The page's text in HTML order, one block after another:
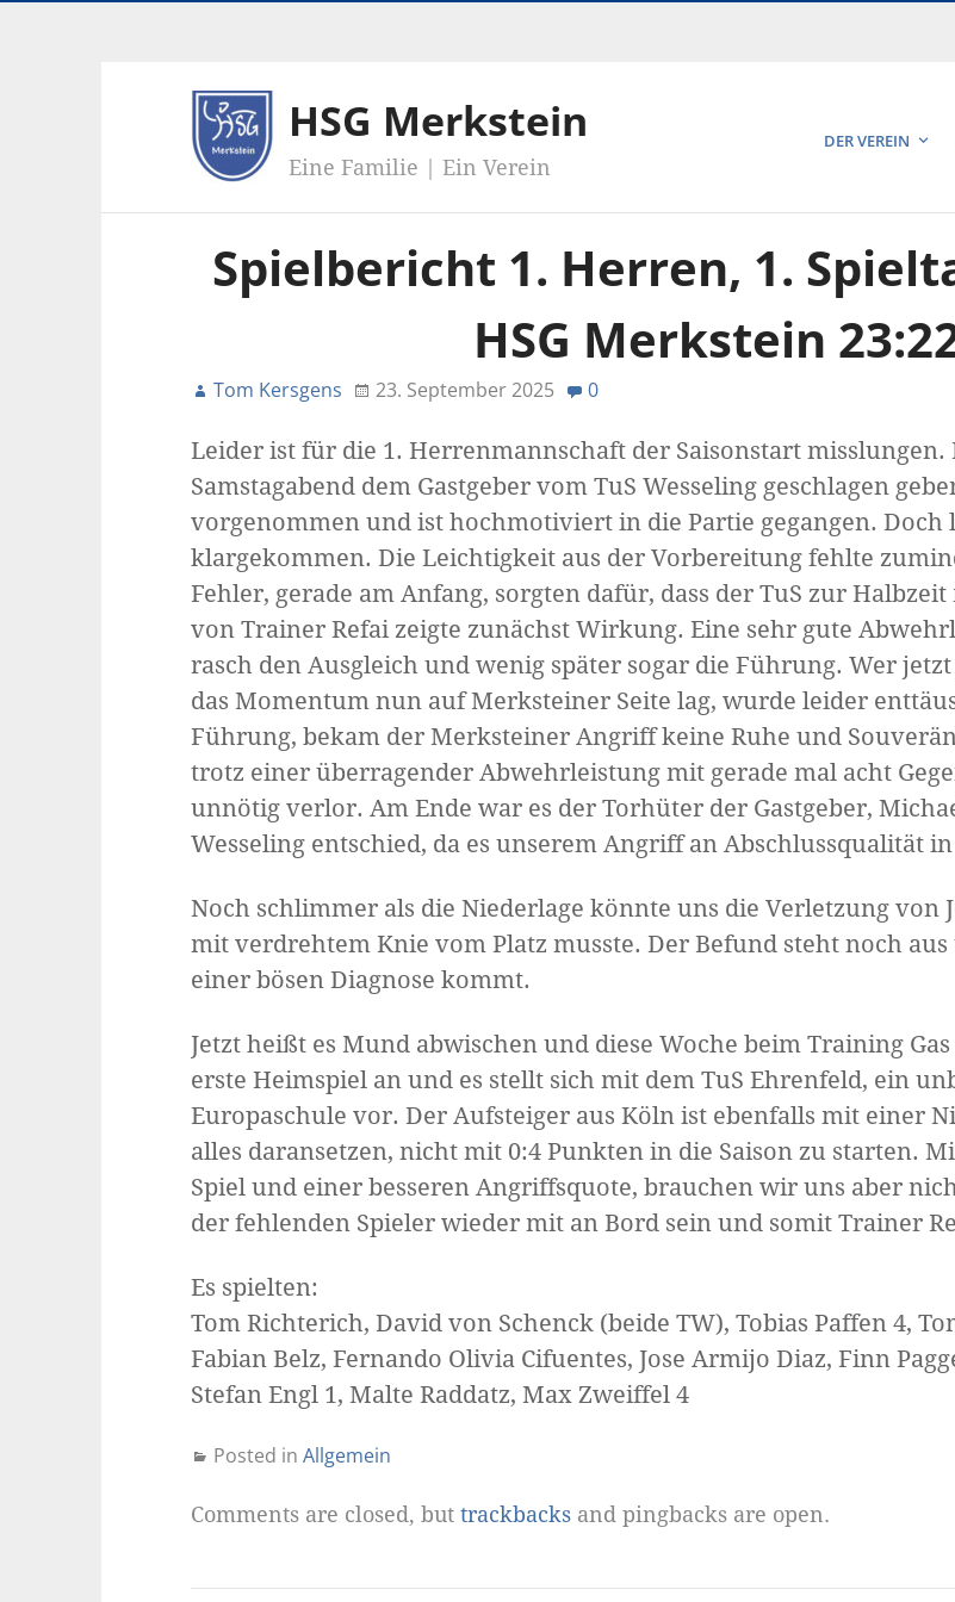
HSG Merkstein
Eine Familie | Ein Verein
DER VEREIN
Spielbericht 1. Herren, 1.
HSG Merkstein
Tom Kersgens 23. September 2025 0
Leider ist für die 1. Herrenmannschaft der Saisonstart misslungen.
Samstagabend dem Gastgeber vom TuS Wesseling geschlagen
vorgenommen und ist hochmotiviert in die Partie gegangen.
klargekommen. Die Leichtigkeit aus der Vorbereitung fehlte
Fehler, gerade am Anfang, sorgten dafür, dass der TuS zur
von Trainer Refai zeigte zunächst Wirkung. Eine sehr gute
rasch den Ausgleich und wenig später sogar die Führung. Wer
das Momentum nun auf Merksteiner Seite lag, wurde leider
Führung, bekam der Merksteiner Angriff keine Ruhe und
trotz einer überragender Abwehrleistung mit gerade mal acht
unnötig verlor. Am Ende war es der Torhüter der Gastgeber,
Wesseling entschied, da es unserem Angriff an Abschlussqualität
Noch schlimmer als die Niederlage könnte uns die Verletzung von
mit verdrehtem Knie vom Platz musste. Der Befund steht noch
einer bösen Diagnose kommt.
Jetzt heißt es Mund abwischen und diese Woche beim Training
erste Heimspiel an und es stellt sich mit dem TuS Ehrenfeld, ein
Europaschule vor. Der Aufsteiger aus Köln ist ebenfalls mit einer
alles daransetzen, nicht mit 0:4 Punkten in die Saison zu starten.
Spiel und einer besseren Angriffsquote, brauchen wir uns aber
der fehlenden Spieler wieder mit an Bord sein und somit Trainer
Es spielten:
Tom Richterich, David von Schenck (beide TW), Tobias Paffen 4,
Fabian Belz, Fernando Olivia Cifuentes, Jose Armijo Diaz, Finn
Stefan Engl 1, Malte Raddatz, Max Zweiffel 4
Posted in Allgemein
Comments are closed, but trackbacksand pingbacks are open.